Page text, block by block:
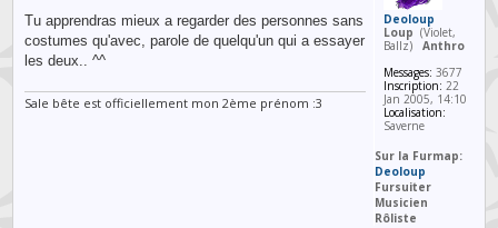
Tu apprendras mieux a regarder des personnes sans
costumes qu'avec, parole de quelqu'un qui a essayer
les deux.. ^^
Sale bête est officiellement mon 2ème prénom :3
Deoloup
Loup (Violet,
Ballz)
Anthro
Messages: 3677
Inscription: 22
Jan 2005, 14:10
Localisation:
Saverne
Sur la Furmap:
Deoloup
Fursuiter
Musicien
Rôliste